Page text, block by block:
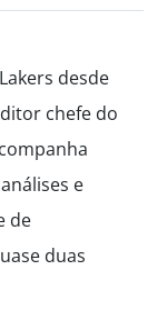
desde
chefe do
e
de
duas